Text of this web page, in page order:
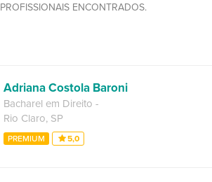
PROFISSIONAIS ENCONTRADOS.
Adriana Costola Baroni
Bacharel em Direito -
Rio Claro, SP
PREMIUM 5,0